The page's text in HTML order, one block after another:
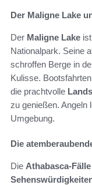
Der Maligne Lake
Der Maligne Lake
Nationalpark. Seine
schroffen Berge in
Kulisse.
die prachtvolle
zu genießen. Angeln
Umgebung.
Die
Die Athabasca-Fälle